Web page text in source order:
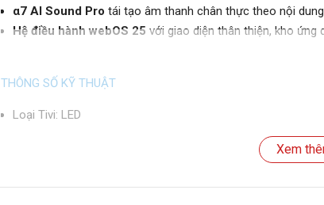
α7 AI Sound Pro tái tạo âm thanh chân thực theo nội
Hệ điều hành webOS 25 với giao diện thân thiện, kho ứng
THÔNG SỐ KỸ THUẬT
Loại Tivi: LED
Xem